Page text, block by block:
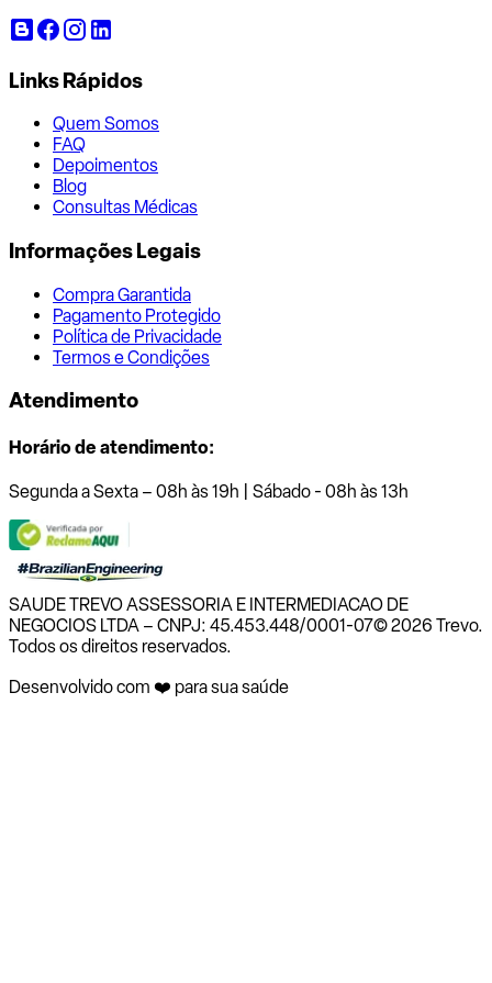
Links Rápidos
Quem Somos
FAQ
Depoimentos
Blog
Consultas Médicas
Informações Legais
Compra Garantida
Pagamento Protegido
Política de Privacidade
Termos e Condições
Atendimento
Horário de atendimento:
Segunda a Sexta – 08h às 19h | Sábado - 08h às 13h
SAUDE TREVO ASSESSORIA E INTERMEDIACAO DE
NEGOCIOS LTDA – CNPJ: 45.453.448/0001-07© 2026 Trevo.
Todos os direitos reservados.
Desenvolvido com ❤️ para sua saúde